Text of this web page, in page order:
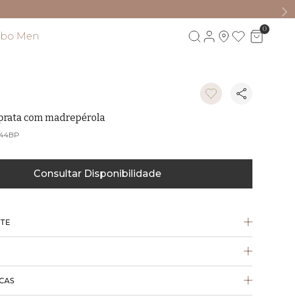
Men
0
com madrepérola
Consultar Disponibilidade